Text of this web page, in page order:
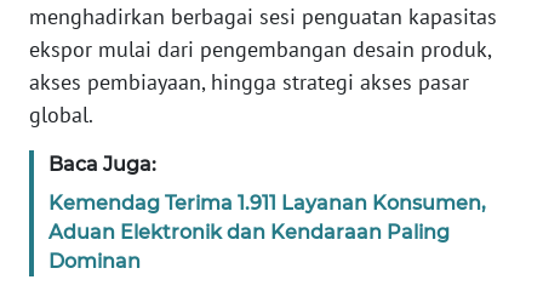
menghadirkan berbagai sesi penguatan kapasitas
ekspor mulai dari pengembangan desain produk,
akses pembiayaan, hingga strategi akses pasar
global.
Baca Juga:
Kemendag Terima 1.911 Layanan Konsumen,
Aduan Elektronik dan Kendaraan Paling
Dominan
WN
KEPRI
WN
WN
PAPUA
BARAT